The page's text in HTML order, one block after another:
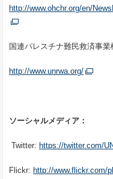
http://www.ohchr.org/en/
国連パレスチナ難民救済事業
http://www.unrwa.org/
ソーシャルメディア：
Twitter: https://twitter.com/
Flickr: http://www.flickr.com/